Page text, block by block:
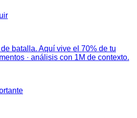
batalla. Aquí vive el 70% de tu
· análisis con 1M de contexto.